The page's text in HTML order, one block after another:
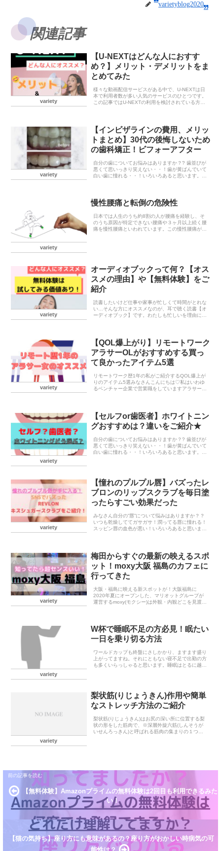
varietyblog2020
関連記事
variety
【U-NEXTはどんな人におすす
め？】メリット・デメリットをま
とめてみた
様々な動画配信サービスがある中で、U-NEXTは日
本で利用者数が多い人気のサービスのひとつです。
この記事ではU-NEXTの利用を検討されている方向
variety
【インビザラインの費用、メリッ
トまとめ】30代の後悔しないため
の歯科矯正！ビフォーアフター
自分の歯についてお悩みはありますか？? 歯並びが
悪くて思いっきり笑えない・・！歯が黄ばんでいて
白い歯に憧れる・・！いろいろあると思います。私
variety
慢性腰痛と転倒の危険性
日本では人生のうち約8割の人が腰痛を経験し、そ
のうち原因が特定できない腰痛や３ヶ月以上続く腰
痛を慢性腰痛といわれています。この慢性腰痛がカ
variety
オーディオブックって何？【オス
スメの理由】や【無料体験】をご
紹介
読書したいけど仕事や家事が忙しくて時間がとれな
い…そんな方にオススメなのが、耳で聴く読書【オ
ーディオブック】です。わたしも忙しいを理由に読
variety
【QOL爆上がり】リモートワーク
アラサーOLがおすすめする買っ
て良かったアイテム5選
リモートワーク歴1年の私がご紹介するQOL爆上が
りのアイテム5選みなさんこんにちは♡私はいわゆ
るベンチャー企業で営業職をしていますアラサーの
variety
【セルフor歯医者】ホワイトニン
グおすすめは？違いをご紹介★
自分の歯についてお悩みはありますか？? 歯並びが
悪くて思いっきり笑えない・・！歯が黄ばんでいて
白い歯に憧れる・・！いろいろあると思います。私
variety
【憧れのプルプル唇】バズったレ
ブロンのリップスクラブを毎日塗
ったらすごい効果だった
みなさん自分の”唇”について悩みはありますか？？
いつも乾燥しててガサガサ！潤ってる唇に憧れる！
スッピン唇の血色が悪い！いろいろあると思いま
variety
梅田からすぐの最新の映えるスポ
ット！moxy大阪 福島のカフェに
行ってきた
大阪・福島に映える新スポットが！大阪福島に
2020年夏にオープンした、マリオットグループが
運営するmoxy(モクシー)は外観・内観どこを見渡し
variety
W杯で睡眠不足の方必見！眠たい
一日を乗り切る方法
ワールドカップも終盤にさしかかり、ますます盛り
上がってますね。それにともない寝不足で出勤の方
も多くいらっしゃると思います。睡眠はとるに越し
variety
梨状筋(りじょうきん)作用や簡単
なストレッチ方法のご紹介
梨状筋(りじょうきん)はお尻の深い所に位置する梨
状の形をした筋肉で、※深層外旋六筋(しんそうが
いせんろっきん)と呼ばれる筋肉の集まりの１つと
【無料体験】Amazonプライムの無料体験は2回目も利用できるみた
い！
【猫の気持ち】座り方にも意味があるの？座り方がおかしい時病気の可